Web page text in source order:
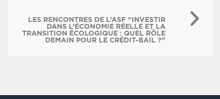
LES RENCONTRES DE L’ASF “INVESTIR
DANS L’ÉCONOMIE RÉELLE ET LA
TRANSITION ÉCOLOGIQUE : QUEL RÔLE
DEMAIN POUR LE CRÉDIT-BAIL ?”